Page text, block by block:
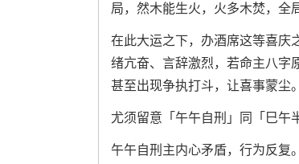
局，然木能生火，火多木焚，全
在此大运之下，办酒席这等喜庆
绪亢奋、言辞激烈，若命主八字
甚至出现争执打斗，让喜事蒙尘。
尤须留意「午午自刑」同「巳午
午午自刑主内心矛盾，行为反复